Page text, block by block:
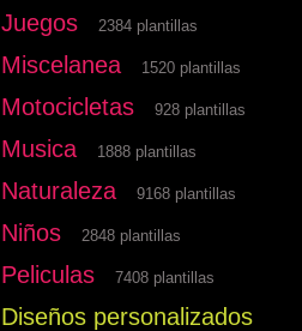
Juegos 2384 plantillas
Miscelanea 1520 plantillas
Motocicletas 928 plantillas
Musica 1888 plantillas
Naturaleza 9168 plantillas
Niños 2848 plantillas
Peliculas 7408 plantillas
Diseños personalizados